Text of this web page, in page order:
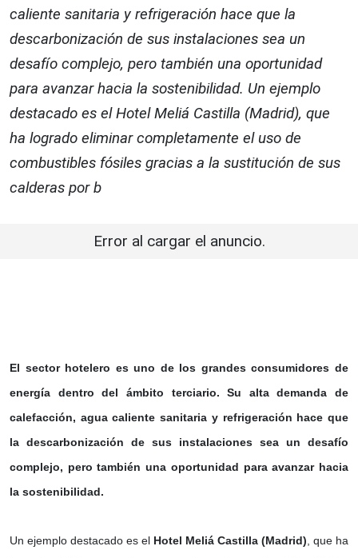
caliente sanitaria y refrigeración hace que la
descarbonización de sus instalaciones sea un
desafío complejo, pero también una oportunidad
para avanzar hacia la sostenibilidad. Un ejemplo
destacado es el Hotel Meliá Castilla (Madrid), que
ha logrado eliminar completamente el uso de
combustibles fósiles gracias a la sustitución de sus
calderas por b
Error al cargar el anuncio.
El sector hotelero es uno de los grandes consumidores de
energía dentro del ámbito terciario. Su alta demanda de
calefacción, agua caliente sanitaria y refrigeración hace que
la descarbonización de sus instalaciones sea un desafío
complejo, pero también una oportunidad para avanzar hacia
la sostenibilidad.
Un ejemplo destacado es el Hotel Meliá Castilla (Madrid), que ha